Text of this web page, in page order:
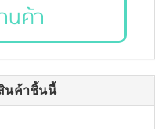
นค้า
นค้าชิ้นนี้